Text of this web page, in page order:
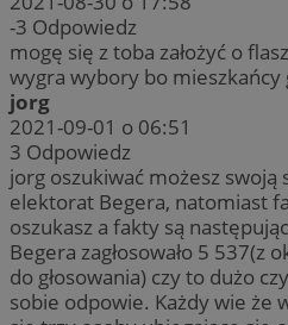
-3 Odpowiedz
mogę się z toba założyć o
wygra wybory bo mieszkańcy
jorg
2021-09-01 o 06:51
3 Odpowiedz
jorg oszukiwać możesz swoją
elektorat Begera, natomiast
oszukasz a fakty są
Begera zagłosowało 5 537(z
do głosowania) czy to dużo
sobie odpowie. Każdy wie że